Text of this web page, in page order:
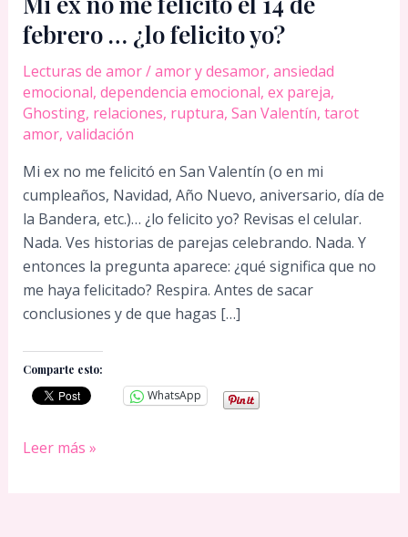
febrero … ¿lo felicito yo?
Lecturas de amor/amor y desamor, ansiedad
emocional, dependencia emocional, ex pareja,
Ghosting, relaciones, ruptura, San Valentín, tarot
amor, validación
Mi ex no me felicitó en San Valentín (o en mi
cumpleaños, Navidad, Año Nuevo, aniversario, día de
la Bandera, etc.)… ¿lo felicito yo? Revisas el celular.
Nada. Ves historias de parejas celebrando. Nada. Y
entonces la pregunta aparece: ¿qué significa que no
me haya felicitado? Respira. Antes de sacar
conclusiones y de que hagas […]
Comparte esto:
WhatsApp
Mi
Leer más »